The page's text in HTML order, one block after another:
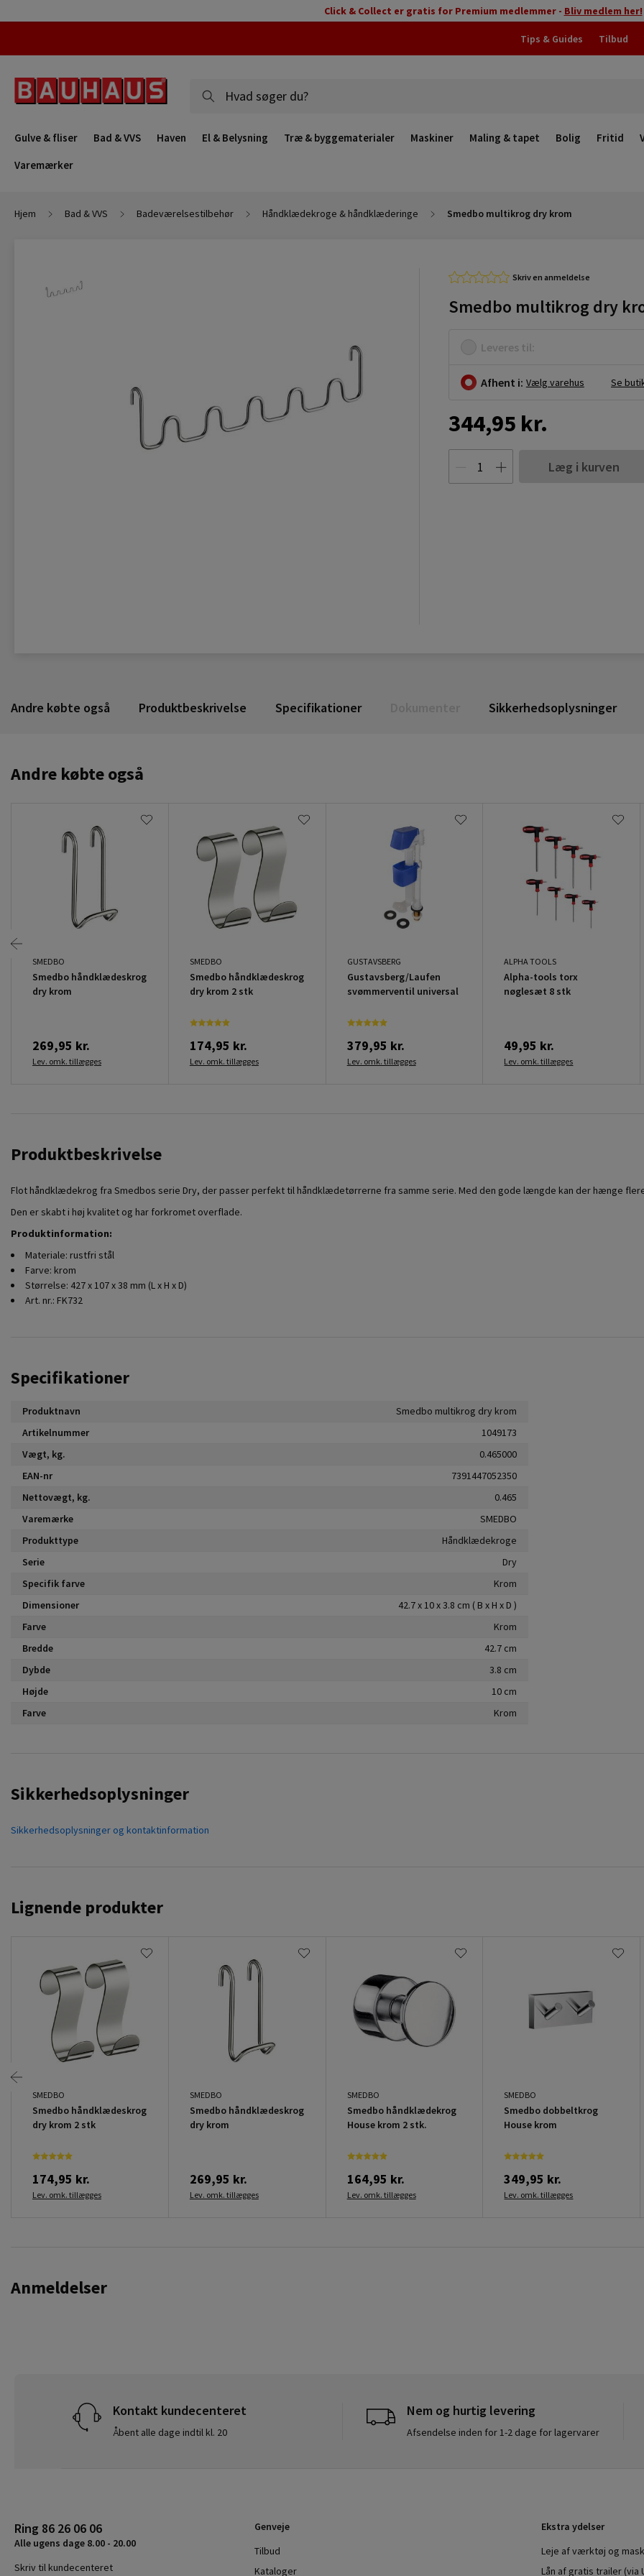
Click & Collect er gratis for Premium medlemmer - Bliv medlem her!
Tips & Guides Tilbud
Gulve & fliser Bad & VVS Haven El & Belysning Træ & byggematerialer Maskiner Maling & tapet Bolig Fritid
Varemærker
Hjem Bad & VVS Badeværelsestilbehør Håndklædekroge & håndklæderinge Smedbo multikrog dry krom
Skriv en anmeldelse
Smedbo multikrog dry
Leveres til:
Afhent i: Vælg varehus Se
344,95 kr.
Læg i kurven
Andre købte også Produktbeskrivelse Specifikationer Sikkerhedsoplysninger
Andre købte også
SMEDBO
Smedbo håndklædeskrog
dry krom
269,95 kr.
Lev. omk. tillægges
SMEDBO
Smedbo håndklædeskrog
dry krom 2 stk
174,95 kr.
Lev. omk. tillægges
GUSTAVSBERG
Gustavsberg/Laufen
svømmerventil universal
379,95 kr.
Lev. omk. tillægges
ALPHA TOOLS
Alpha-tools torx
nøglesæt 8 stk
49,95 kr.
Lev. omk. tillægges
Produktbeskrivelse
Flot håndklædekrog fra Smedbos serie Dry, der passer perfekt til håndklædetørrerne fra samme serie. Med den gode længde kan der hænge flere
Den er skabt i høj kvalitet og har forkromet overflade.
Produktinformation:
Materiale: rustfri stål
Farve: krom
Størrelse: 427 x 107 x 38 mm (L x H x D)
Art. nr.: FK732
Specifikationer
Produktnavn
Smedbo multikrog dry krom
Artikelnummer
1049173
Vægt, kg.
0.465000
EAN-nr
7391447052350
Nettovægt, kg.
0.465
Varemærke
SMEDBO
Produkttype
Håndklædekroge
Serie
Dry
Specifik farve
Krom
Dimensioner
42.7 x 10 x 3.8 cm ( B x H x D )
Farve
Krom
Bredde
42.7 cm
Dybde
3.8 cm
Højde
10 cm
Farve
Krom
Sikkerhedsoplysninger
Sikkerhedsoplysninger og kontaktinformation
Lignende produkter
SMEDBO
Smedbo håndklædeskrog
dry krom 2 stk
174,95 kr.
Lev. omk. tillægges
SMEDBO
Smedbo håndklædeskrog
dry krom
269,95 kr.
Lev. omk. tillægges
SMEDBO
Smedbo håndklædekrog
House krom 2 stk.
164,95 kr.
Lev. omk. tillægges
SMEDBO
Smedbo dobbeltkrog
House krom
349,95 kr.
Lev. omk. tillægges
Anmeldelser
Kontakt kundecenteret
Åbent alle dage indtil kl. 20
Nem og hurtig levering
Afsendelse inden for 1-2 dage for lagervarer
Ring 86 26 06 06
Alle ugens dage 8.00 - 20.00
Skriv til kundecenteret
Genveje
Tilbud
Kataloger
Ekstra ydelser
Leje af værktøj og
Lån af gratis trailer (via